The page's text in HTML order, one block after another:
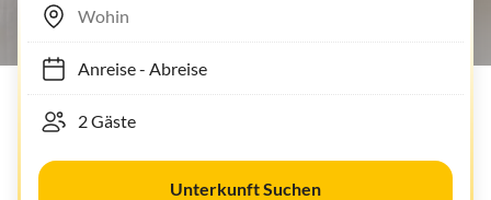
Anreise- Abreise
Unterkunft Suchen